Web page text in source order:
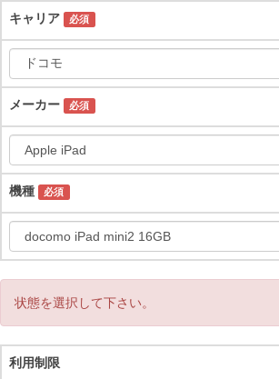
キャリア 必須
メーカー 必須
機種 必須
状態を選択して下さい。
利用制限